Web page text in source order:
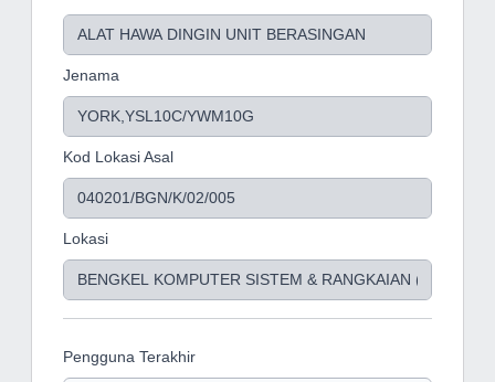
Jenama
Kod Lokasi Asal
Lokasi
Pengguna Terakhir